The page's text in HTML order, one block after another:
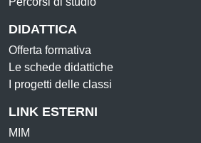
DIDATTICA
Offerta formativa
Le schede didattiche
I progetti delle classi
LINK ESTERNI
MIM